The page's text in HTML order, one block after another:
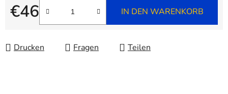
€46
Verkaufspreis:
IN DEN WARENKORB
Drucken Fragen Teilen